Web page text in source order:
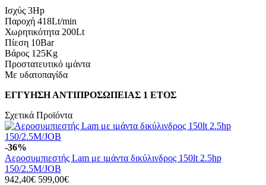
Iσχύς 3Hp
Παροχή 418Lt/min
Χωρητικότητα 200Lt
Πίεση 10Bar
Βάρος 125Kg
Προστατευτικό ιμάντα
Με υδατοπαγίδα
ΕΓΓΥΗΣΗ ΑΝΤΙΠΡΟΣΩΠΕΙΑΣ 1 ΕΤΟΣ
Σχετικά Προϊόντα
-36%
Αεροσυμπιεστής Lam με ιμάντα δικύλινδρος 150lt 2.5hp
150/2.5M/JOB
942,40€ 599,00€